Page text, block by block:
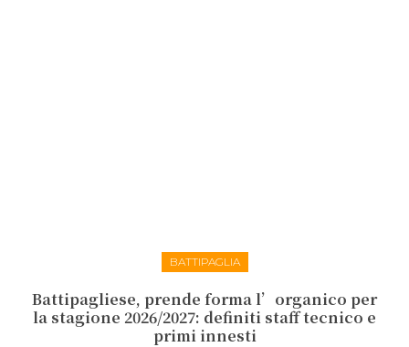
BATTIPAGLIA
Battipagliese, prende forma l’organico per
la stagione 2026/2027: definiti staff tecnico e
primi innesti